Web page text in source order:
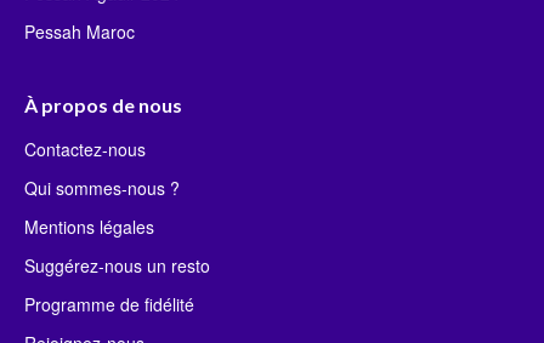
Pessah Maroc
À propos de nous
Contactez-nous
Qui sommes-nous ?
Mentions légales
Suggérez-nous un resto
Programme de fidélité